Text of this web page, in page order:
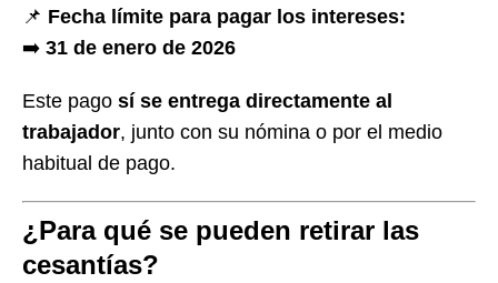
📌 Fecha límite para pagar los intereses:
➡️ 31 de enero de 2026
Este pago sí se entrega directamente al
trabajador, junto con su nómina o por el medio
habitual de pago.
¿Para qué se pueden retirar las
cesantías?